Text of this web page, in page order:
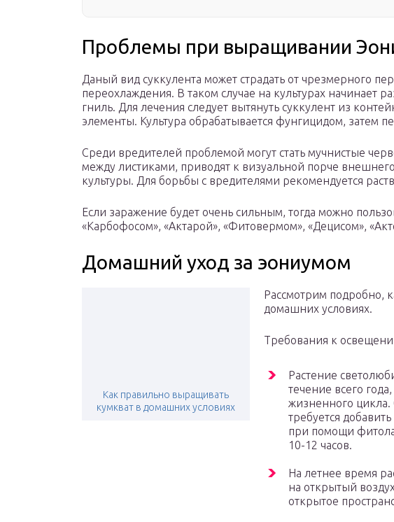
Проблемы при выращивании
Даный вид суккулента может страдать от чрезмерного
переохлаждения. В таком случае на культурах начинает
гниль. Для лечения следует вытянуть суккулент из
элементы. Культура обрабатывается фунгицидом, затем
Среди вредителей проблемой могут стать мучнистые
между листиками, приводят к визуальной порче
культуры. Для борьбы с вредителями рекомендуется
Если заражение будет очень сильным, тогда можно
«Карбофосом», «Актарой», «Фитовермом», «Децисом»,
Домашний уход за эониумом
Как правильно выращивать
кумкват в домашних условиях
Рассмотрим подробно,
домашних условиях.
Требования к
Растение
течение всего
жизненного
требуется
при помощи
10-12 часов.
На летнее время
на открытый
открытое